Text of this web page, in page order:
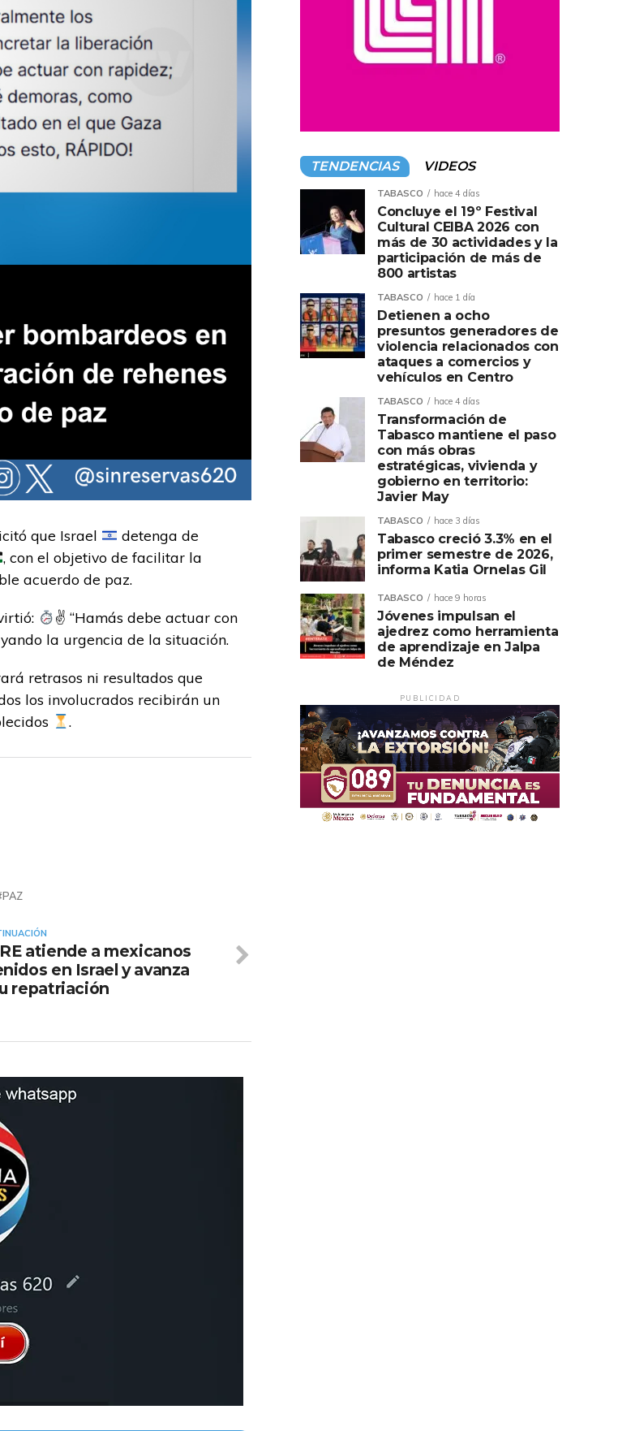
que Israel
detenga de
, con el objetivo de facilitar la
acuerdo de paz.
✌ “Hamás debe actuar con
la urgencia de la situación.
retrasos ni resultados que
los involucrados recibirán un
.
PAZ
atiende a mexicanos
en Israel y avanza
repatriación
TENDENCIAS VIDEOS
TABASCO hace 4 días
Concluye el 19º Festival
Cultural CEIBA 2026 con
más de 30 actividades y la
participación de más de
800 artistas
TABASCO hace 1 día
Detienen a ocho
presuntos generadores de
violencia relacionados con
ataques a comercios y
vehículos en Centro
TABASCO hace 4 días
Transformación de
Tabasco mantiene el paso
con más obras
estratégicas, vivienda y
gobierno en territorio:
Javier May
TABASCO hace 3 días
Tabasco creció 3.3% en el
primer semestre de 2026,
informa Katia Ornelas Gil
TABASCO hace 9 horas
Jóvenes impulsan el
ajedrez como herramienta
de aprendizaje en Jalpa
de Méndez
PUBLICIDAD